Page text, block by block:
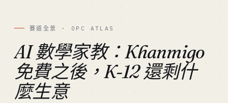
賽道全景 · OPC ATLAS
AI 數學家教：Khanmigo
免費之後，K-12 還剩什
麼生意